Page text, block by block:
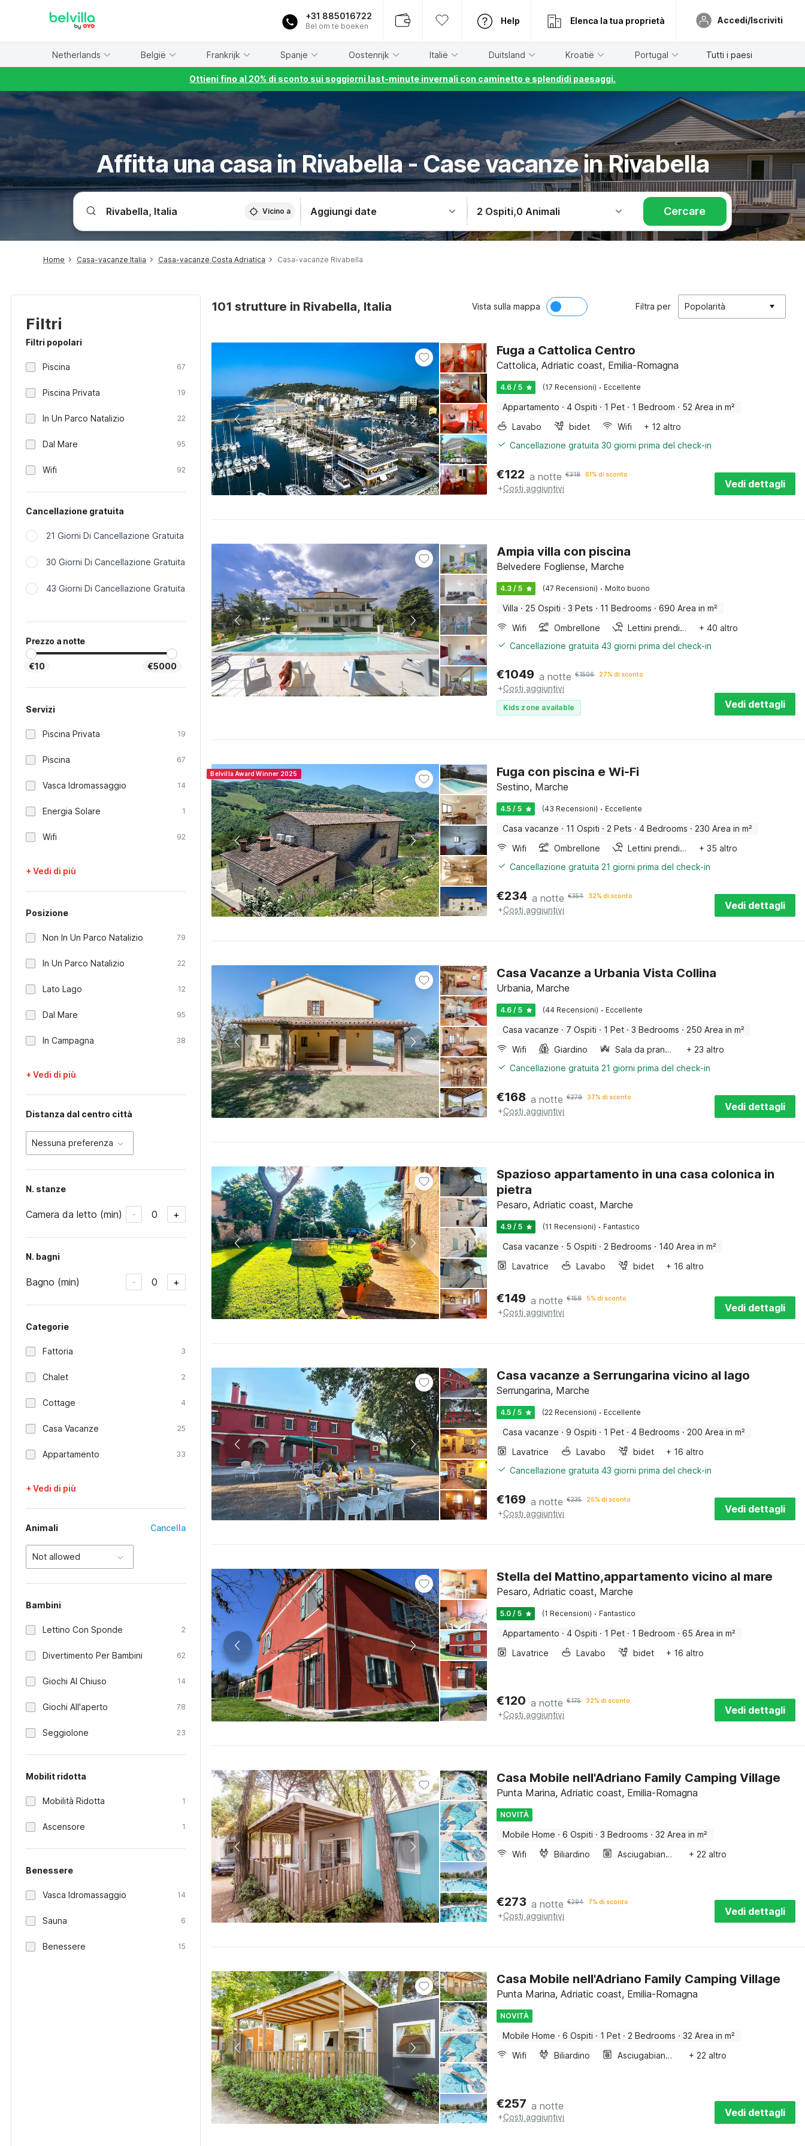
+31 885016722
Bel om te boeken
Help Elenca la tua proprietà Accedi/Iscriviti
Netherlands België Frankrijk Spanje Oostenrijk Italië Duitsland Kroatië Portugal Tutti i paesi
Ottieni fino al 20% di sconto sui soggiorni last-minute invernali con caminetto e splendidi paesaggi.
Affitta una casa in Rivabella - Case vacanze in Rivabella
Vicino a Aggiungi date 2 Ospiti,0 Animali Cercare
Home Casa-vacanze Italia Casa-vacanze Costa Adriatica Casa-vacanze Rivabella
Filtri
Filtri popolari
Piscina 67
Piscina Privata 19
In Un Parco Natalizio 22
Dal Mare 95
Wifi 92
Cancellazione gratuita
21 Giorni Di Cancellazione Gratuita
30 Giorni Di Cancellazione Gratuita
43 Giorni Di Cancellazione Gratuita
Prezzo a notte
€10 €5000
Servizi
Piscina Privata 19
Piscina 67
Vasca Idromassaggio 14
Energia Solare 1
Wifi 92
+ Vedi di più
Posizione
Non In Un Parco Natalizio 79
In Un Parco Natalizio 22
Lato Lago 12
Dal Mare 95
In Campagna 38
+ Vedi di più
Distanza dal centro città
Nessuna preferenza
N. stanze
Camera da letto (min) - 0 +
N. bagni
Bagno (min) - 0 +
Categorie
Fattoria 3
Chalet 2
Cottage 4
Casa Vacanze 25
Appartamento 33
+ Vedi di più
Animali Cancella
Not allowed
Bambini
Lettino Con Sponde 2
Divertimento Per Bambini 62
Giochi Al Chiuso 14
Giochi All'aperto 78
Seggiolone 23
Mobilit ridotta
Mobilità Ridotta 1
Ascensore 1
Benessere
Vasca Idromassaggio 14
Sauna 6
Benessere 15
101 strutture in Rivabella, Italia Vista sulla mappa Filtra per Popolarità
Fuga a Cattolica Centro
Cattolica, Adriatic coast, Emilia-Romagna
4.6 / 5 (17 Recensioni) · Eccellente
Appartamento · 4 Ospiti · 1 Pet · 1 Bedroom · 52 Area in m²
Lavabo
bidet Wifi
+ 12 altro
Cancellazione gratuita 30 giorni prima del check-in
€122 a notte €318 61% di sconto
+Costi aggiuntivi Vedi dettagli
Ampia villa con piscina
Belvedere Fogliense, Marche
4.3 / 5 (47 Recensioni) · Molto buono
Villa · 25 Ospiti · 3 Pets · 11 Bedrooms · 690 Area in m²
Wifi
Ombrellone Lettini prendisole
+ 40 altro
Cancellazione gratuita 43 giorni prima del check-in
€1049 a notte €1506 27% di sconto
+Costi aggiuntivi
Kids zone available Vedi dettagli
Belvilla Award Winner 2025 Fuga con piscina e Wi-Fi
Sestino, Marche
4.5 / 5 (43 Recensioni) · Eccellente
Casa vacanze · 11 Ospiti · 2 Pets · 4 Bedrooms · 230 Area in m²
Wifi
Ombrellone Lettini prendisole
+ 35 altro
Cancellazione gratuita 21 giorni prima del check-in
€234 a notte €354 32% di sconto
+Costi aggiuntivi Vedi dettagli
Casa Vacanze a Urbania Vista Collina
Urbania, Marche
4.6 / 5 (44 Recensioni) · Eccellente
Casa vacanze · 7 Ospiti · 1 Pet · 3 Bedrooms · 250 Area in m²
Wifi
Giardino Sala da pranzo
+ 23 altro
Cancellazione gratuita 21 giorni prima del check-in
€168 a notte €279 37% di sconto
+Costi aggiuntivi Vedi dettagli
Spazioso appartamento in una casa colonica in
pietra
Pesaro, Adriatic coast, Marche
4.9 / 5 (11 Recensioni) · Fantastico
Casa vacanze · 5 Ospiti · 2 Bedrooms · 140 Area in m²
Lavatrice
Lavabo bidet + 16 altro
€149 a notte €158 5% di sconto
+Costi aggiuntivi Vedi dettagli
Casa vacanze a Serrungarina vicino al lago
Serrungarina, Marche
4.5 / 5 (22 Recensioni) · Eccellente
Casa vacanze · 9 Ospiti · 1 Pet · 4 Bedrooms · 200 Area in m²
Lavatrice
Lavabo bidet
+ 16 altro
Cancellazione gratuita 43 giorni prima del check-in
€169 a notte €235 25% di sconto
+Costi aggiuntivi Vedi dettagli
Stella del Mattino,appartamento vicino al mare
Pesaro, Adriatic coast, Marche
5.0 / 5 (1 Recensioni) · Fantastico
Appartamento · 4 Ospiti · 1 Pet · 1 Bedroom · 65 Area in m²
Lavatrice
Lavabo bidet + 16 altro
€120 a notte €175 32% di sconto
+Costi aggiuntivi Vedi dettagli
Casa Mobile nell'Adriano Family Camping Village
Punta Marina, Adriatic coast, Emilia-Romagna
NOVITÀ
Mobile Home · 6 Ospiti · 3 Bedrooms · 32 Area in m²
Wifi
Biliardino Asciugabiancheria + 22 altro
€273 a notte €294 7% di sconto
+Costi aggiuntivi Vedi dettagli
Casa Mobile nell'Adriano Family Camping Village
Punta Marina, Adriatic coast, Emilia-Romagna
NOVITÀ
Mobile Home · 6 Ospiti · 1 Pet · 2 Bedrooms · 32 Area in m²
Wifi
Biliardino Asciugabiancheria + 22 altro
€257 a notte
+Costi aggiuntivi Vedi dettagli